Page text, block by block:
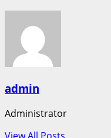
admin
Administrator